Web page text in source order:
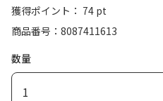
獲得ポイント： 74 pt
商品番号
8087411613
数量
1